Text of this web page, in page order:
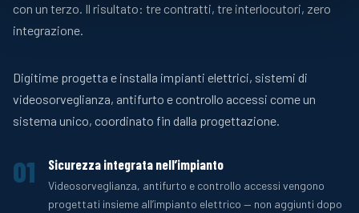
con un terzo. Il risultato: tre contratti, tre interlocutori, zero
integrazione.
Digitime progetta e installa impianti elettrici, sistemi di
videosorveglianza, antifurto e controllo accessi come un
sistema unico, coordinato fin dalla progettazione.
01 Sicurezza integrata nell’impianto
Videosorveglianza, antifurto e controllo accessi vengono
progettati insieme all’impianto elettrico — non aggiunti dopo